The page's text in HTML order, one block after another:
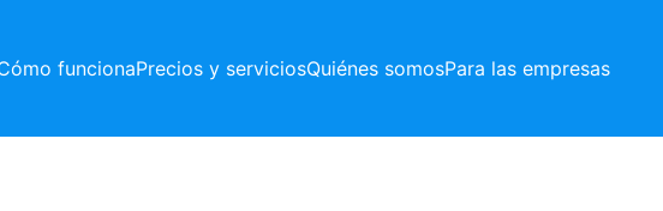
funcionaPrecios y serviciosQuiénes somosPara las empresas